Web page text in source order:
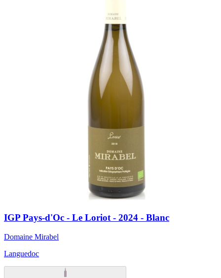
IGP Pays-d'Oc - Le Loriot - 2024 - Blanc
Domaine Mirabel
Languedoc